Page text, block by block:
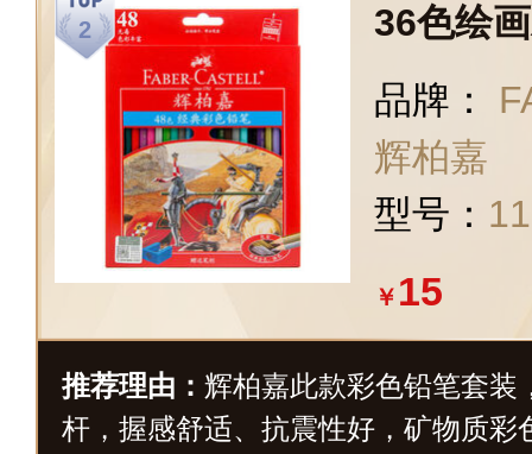
36色绘
品牌：
辉柏嘉
型号：
￥ 15
推荐理由： 辉柏嘉此款彩色铅笔套装
杆，握感舒适、抗震性好，矿物质彩